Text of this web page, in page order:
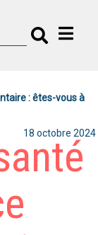
: êtes-vous à
18 octobre 2024